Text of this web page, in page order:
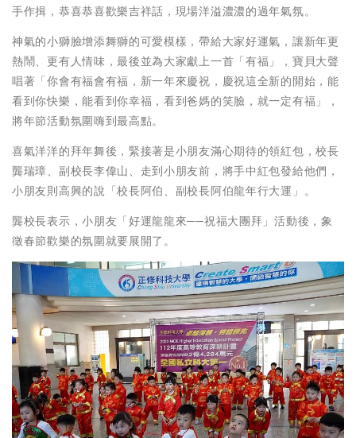
手作揖，恭喜恭喜歡樂吉祥話，現場洋溢濃濃的過年氣氛。
神氣的小獅臉增添舞獅的可愛模樣，帶給大家好運氣，讓新年更
熱鬧、更有人情味，最後並為大家獻上一首「有福」，寶貝大聲
唱著「你會有福會有福，新一年來慶祝，慶祝這全新的開始，能
看到你快樂，能看到你幸福，看到爸媽的笑臉，就一定有福」，
將年節活動氛圍嗨到最高點。
喜氣洋洋的拜年舞後，緊接著是小朋友滿心期待的領紅包，校長
龔瑞璋、副校長李偉山、走到小朋友前，將手中紅包發給他們，
小朋友則高興的說「校長阿伯、副校長阿伯龍年行大運」。
龔校長表示，小朋友「好運龍龍來──祝福大團拜」活動後，象
徵春節歡樂的氛圍就要展開了。